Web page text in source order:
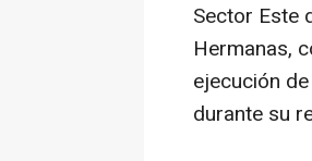
Sector Este
Hermanas,
ejecución
durante su